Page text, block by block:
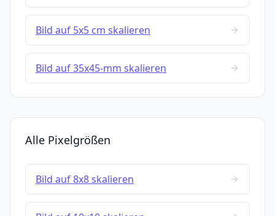
Bild auf 5x5 cm skalieren
Bild auf 35x45-mm skalieren
Alle Pixelgrößen
Bild auf 8x8 skalieren